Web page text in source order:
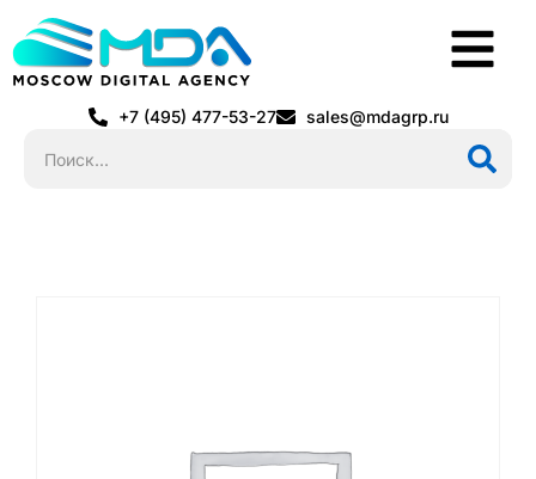
+7 (495) 477-53-27 sales@mdagrp.ru